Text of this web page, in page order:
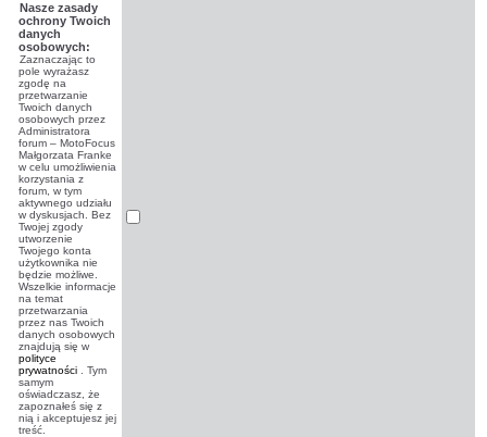
Nasze zasady
ochrony Twoich
danych
osobowych:
Zaznaczając to
pole wyrażasz
zgodę na
przetwarzanie
Twoich danych
osobowych przez
Administratora
forum – MotoFocus
Małgorzata Franke
w celu umożliwienia
korzystania z
forum, w tym
aktywnego udziału
w dyskusjach. Bez
Twojej zgody
utworzenie
Twojego konta
użytkownika nie
będzie możliwe.
Wszelkie informacje
na temat
przetwarzania
przez nas Twoich
danych osobowych
znajdują się w
polityce
prywatności . Tym
samym
oświadczasz, że
zapoznałeś się z
nią i akceptujesz jej
treść.